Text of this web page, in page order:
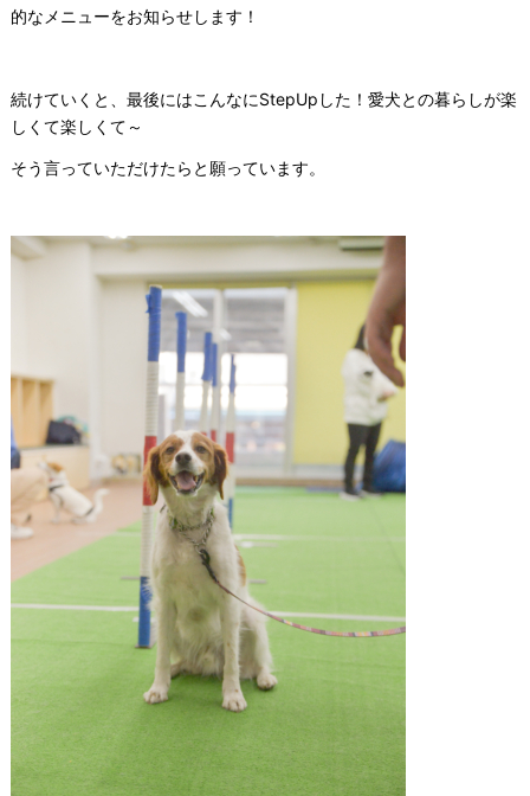
的なメニューをお知らせします！
続けていくと、最後にはこんなにStepUpした！愛犬との暮らしが楽
しくて楽しくて～
そう言っていただけたらと願っています。